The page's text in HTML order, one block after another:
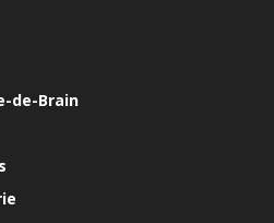
de-Brain